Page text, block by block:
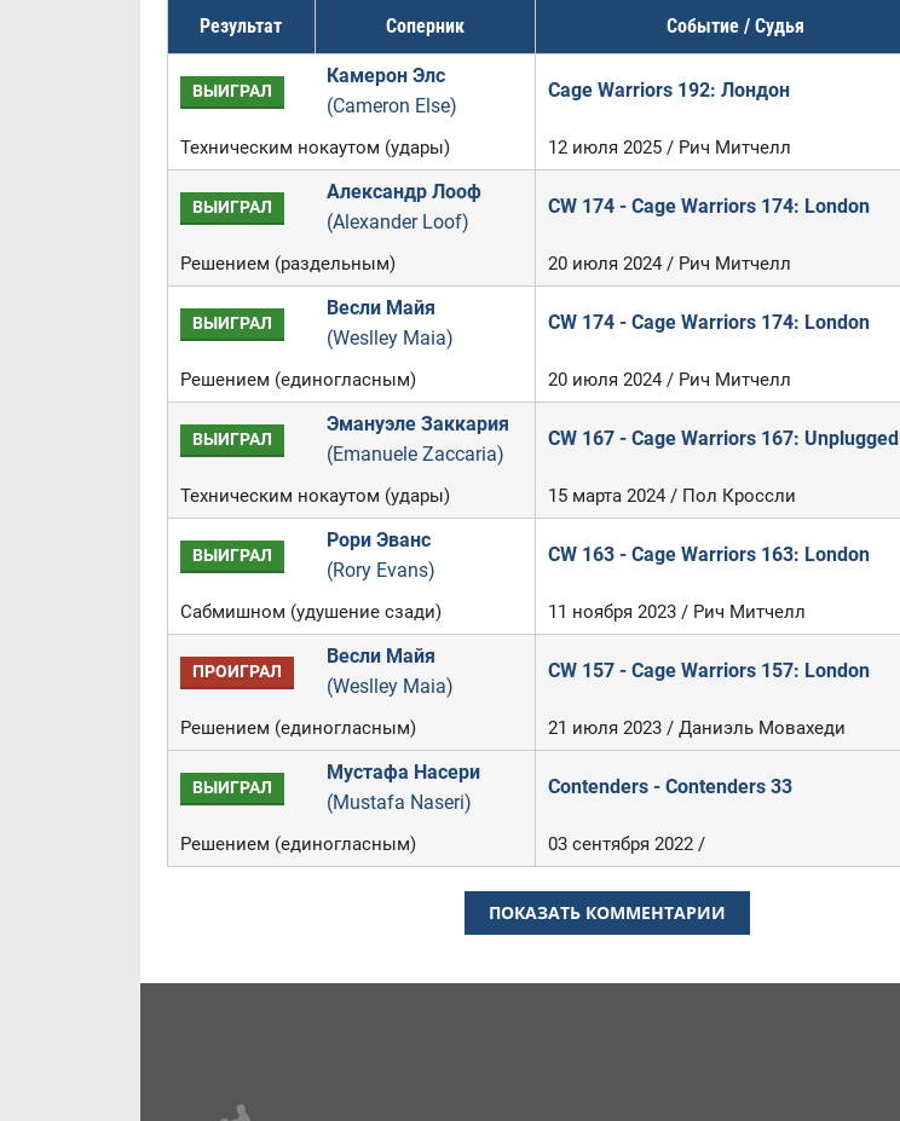
Результат Соперник Событие / Судья
ВЫИГРАЛ
Камерон Элс
(Cameron Else)
Cage Warriors 192: Лондон
Техническим нокаутом (удары) 12 июля 2025 / Рич Митчелл
ВЫИГРАЛ
Александр Лооф
(Alexander Loof)
CW 174 - Cage Warriors 174: London
Решением (раздельным) 20 июля 2024 / Рич Митчелл
ВЫИГРАЛ
Весли Майя
(Weslley Maia)
CW 174 - Cage Warriors 174: London
Решением (единогласным) 20 июля 2024 / Рич Митчелл
ВЫИГРАЛ
Эмануэле Заккария
(Emanuele Zaccaria)
CW 167 - Cage Warriors 167: Unplugged
Техническим нокаутом (удары) 15 марта 2024 / Пол Кроссли
ВЫИГРАЛ
Рори Эванс
(Rory Evans)
CW 163 - Cage Warriors 163: London
Сабмишном (удушение сзади) 11 ноября 2023 / Рич Митчелл
ПРОИГРАЛ
Весли Майя
(Weslley Maia)
CW 157 - Cage Warriors 157: London
Решением (единогласным) 21 июля 2023 / Даниэль Мовахеди
ВЫИГРАЛ
Мустафа Насери
(Mustafa Naseri)
Contenders - Contenders 33
Решением (единогласным) 03 сентября 2022 /
ПОКАЗАТЬ КОММЕНТАРИИ